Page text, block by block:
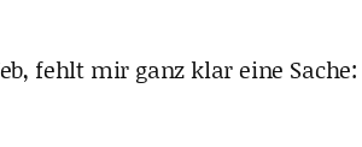
fehlt mir ganz klar eine